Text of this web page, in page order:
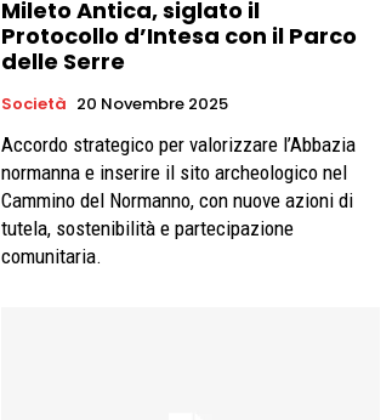
Mileto Antica, siglato il
Protocollo d’Intesa con il Parco
delle Serre
Società 20 Novembre 2025
Accordo strategico per valorizzare l’Abbazia
normanna e inserire il sito archeologico nel
Cammino del Normanno, con nuove azioni di
tutela, sostenibilità e partecipazione
comunitaria.